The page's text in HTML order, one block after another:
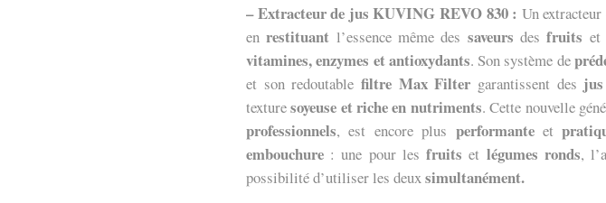
– Extracteur de jus KUVING REVO 830 : Un
enrestituant l’essence même des saveursdesfruits
vitamines, enzymes et antioxydants. Son système de
et son redoutable filtre Max Filter garantissent des
texturesoyeuse et riche en nutriments. Cette nouvelle
professionnels, est encore plus performanteet
embouchure : une pour lesfruitset légumes ronds,
possibilité d’utiliser les deuxsimultanément.